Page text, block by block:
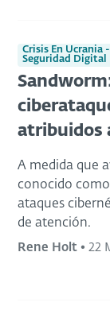
Crisis En Ucrania
Seguridad Digital
atribuidos
A medida que
conocido
ataques
de atención.
Rene Holt • 22